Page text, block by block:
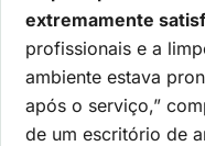
extremamente
profissionais e a
ambiente estava
após o serviço,”
de um escritório de